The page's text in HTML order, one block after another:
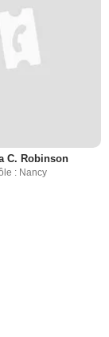
C. Robinson
: Nancy